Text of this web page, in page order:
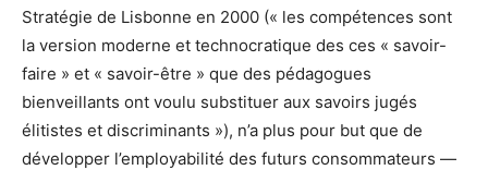
Stratégie de Lisbonne en 2000 (« les compétences sont
la version moderne et technocratique des ces « savoir-
faire » et « savoir-être » que des pédagogues
bienveillants ont voulu substituer aux savoirs jugés
élitistes et discriminants »), n’a plus pour but que de
développer l’employabilité des futurs consommateurs —